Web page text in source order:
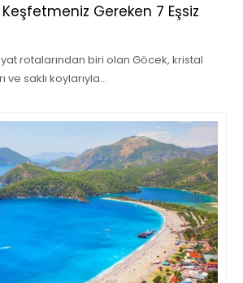
Gereken 7 Eşsiz
rotalarından biri olan Göcek, kristal
ve saklı koylarıyla…